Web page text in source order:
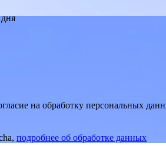
на обработку персональных
подробнее об обработке данных